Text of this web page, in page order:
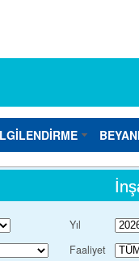
Yıl
Faaliyet